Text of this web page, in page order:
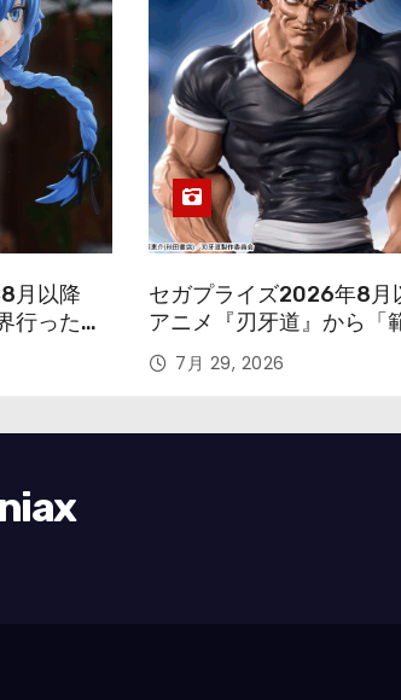
月以降
行ったら
シー」
セガプライズ2026年8月
アニメ『刃牙道』から「
次郎」が登場ッッ!!
7月 29, 2026